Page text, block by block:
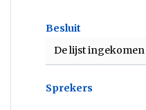
Besluit
De lijst
Sprekers